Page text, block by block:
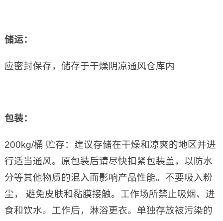
储运：
应密封保存，储存于干燥阴凉通风仓库内
包装：
200kg/桶 贮存：建议存储在干燥和凉爽的地区并进
行适当通风。原包装后请尽快扣紧包装盖，以防水
分等其他物质的混入而影响产品性能。不要吸入粉
尘， 避免皮肤和黏膜接触。工作场所禁止吸烟、进
食和饮水。工作后，淋浴更衣。单独存放被污染的